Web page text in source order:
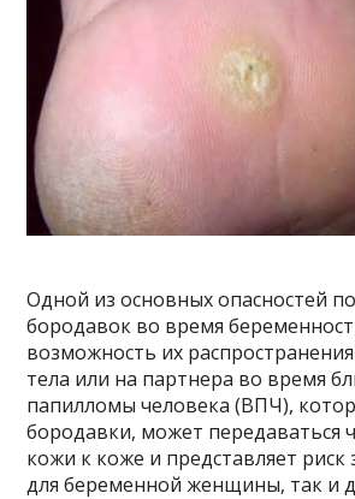
Одной из основных опасностей
бородавок во время
возможность их
тела или на партнера во время
папилломы человека (ВПЧ),
бородавки, может передаваться
кожи к коже и представляет риск
для беременной женщины, так и